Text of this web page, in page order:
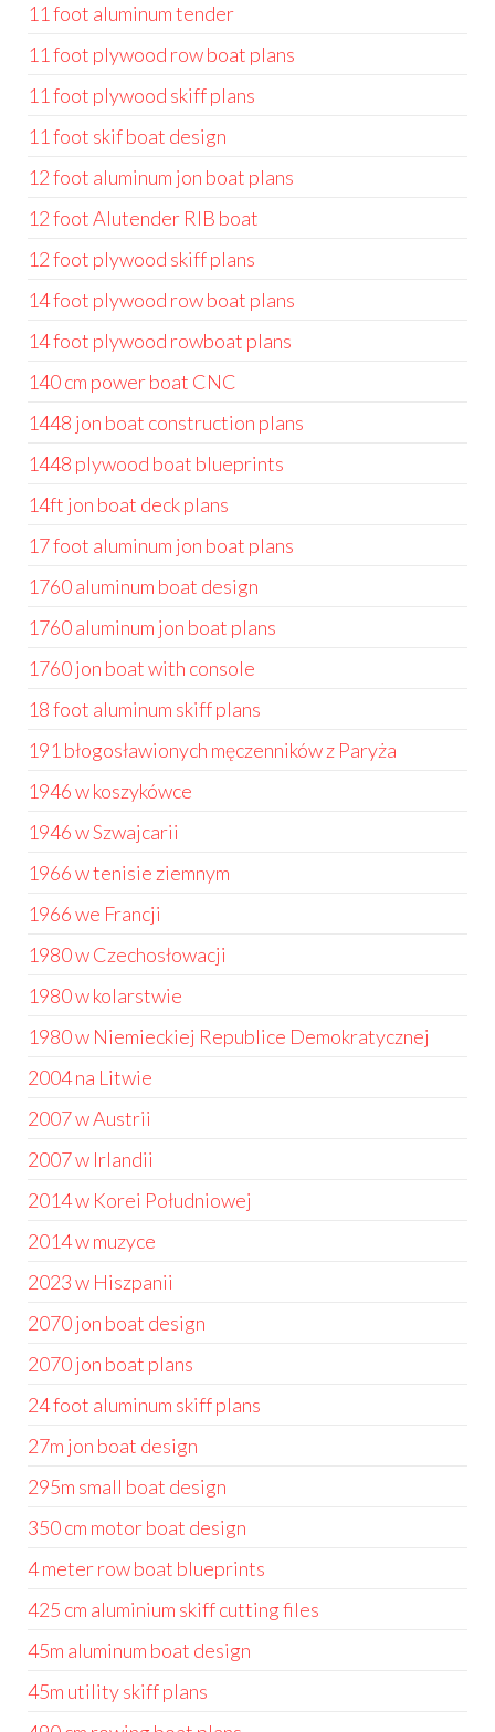
11 foot aluminum tender
11 foot plywood row boat plans
11 foot plywood skiff plans
11 foot skif boat design
12 foot aluminum jon boat plans
12 foot Alutender RIB boat
12 foot plywood skiff plans
14 foot plywood row boat plans
14 foot plywood rowboat plans
140 cm power boat CNC
1448 jon boat construction plans
1448 plywood boat blueprints
14ft jon boat deck plans
17 foot aluminum jon boat plans
1760 aluminum boat design
1760 aluminum jon boat plans
1760 jon boat with console
18 foot aluminum skiff plans
191 błogosławionych męczenników z Paryża
1946 w koszykówce
1946 w Szwajcarii
1966 w tenisie ziemnym
1966 we Francji
1980 w Czechosłowacji
1980 w kolarstwie
1980 w Niemieckiej Republice Demokratycznej
2004 na Litwie
2007 w Austrii
2007 w Irlandii
2014 w Korei Południowej
2014 w muzyce
2023 w Hiszpanii
2070 jon boat design
2070 jon boat plans
24 foot aluminum skiff plans
27m jon boat design
295m small boat design
350 cm motor boat design
4 meter row boat blueprints
425 cm aluminium skiff cutting files
45m aluminum boat design
45m utility skiff plans